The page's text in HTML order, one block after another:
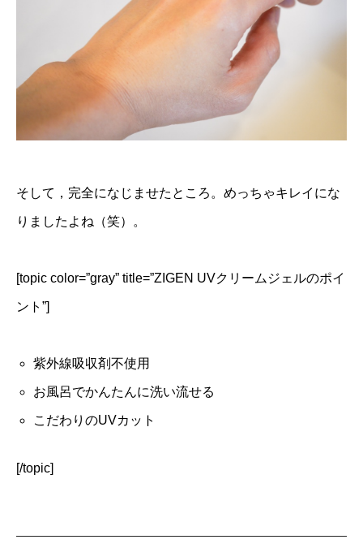
そして，完全になじませたところ。めっちゃキレイにな
りましたよね（笑）。
[topic color=”gray” title=”ZIGEN UVクリームジェルのポイ
ント”]
紫外線吸収剤不使用
お風呂でかんたんに洗い流せる
こだわりのUVカット
[/topic]